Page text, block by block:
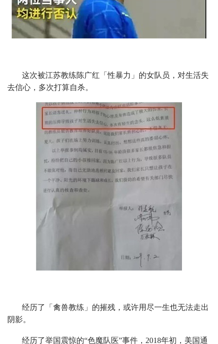
这次被江苏教练陈广红「性暴力」的女队员，对生活失
去信心，多次打算自杀。
经历了「禽兽教练」的摧残，或许用尽一生也无法走出
阴影。
经历了举国震惊的“色魔队医”事件，2018年初，美国通